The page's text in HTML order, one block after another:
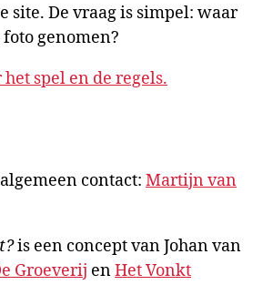
site. De vraag is simpel: waar
genomen?
spel en de regels.
contact: Martijn van
is een concept van Johan van
Groeverij enHet Vonkt